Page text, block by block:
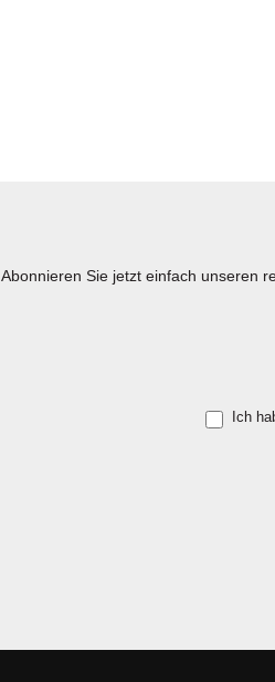
Abonnieren Sie jetzt einfach unseren
Ich